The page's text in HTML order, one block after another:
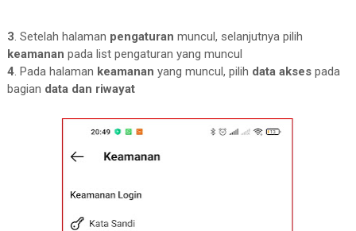
3. Setelah halaman pengaturan muncul, selanjutnya pilih
keamanan pada list pengaturan yang muncul
4. Pada halaman keamanan yang muncul, pilih data aksespada
bagian data dan riwayat